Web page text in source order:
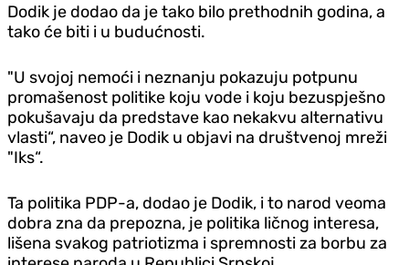
Dodik je dodao da je tako bilo prethodnih godina, a
tako će biti i u budućnosti.
"U svojoj nemoći i neznanju pokazuju potpunu
promašenost politike koju vode i koju bezuspješno
pokušavaju da predstave kao nekakvu alternativu
vlasti“, naveo je Dodik u objavi na društvenoj mreži
"Iks“.
Ta politika PDP-a, dodao je Dodik, i to narod veoma
dobra zna da prepozna, je politika ličnog interesa,
lišena svakog patriotizma i spremnosti za borbu za